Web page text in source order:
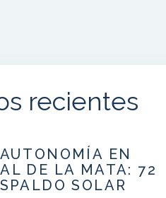
recientes
EN
DE LA MATA: 72
SOLAR